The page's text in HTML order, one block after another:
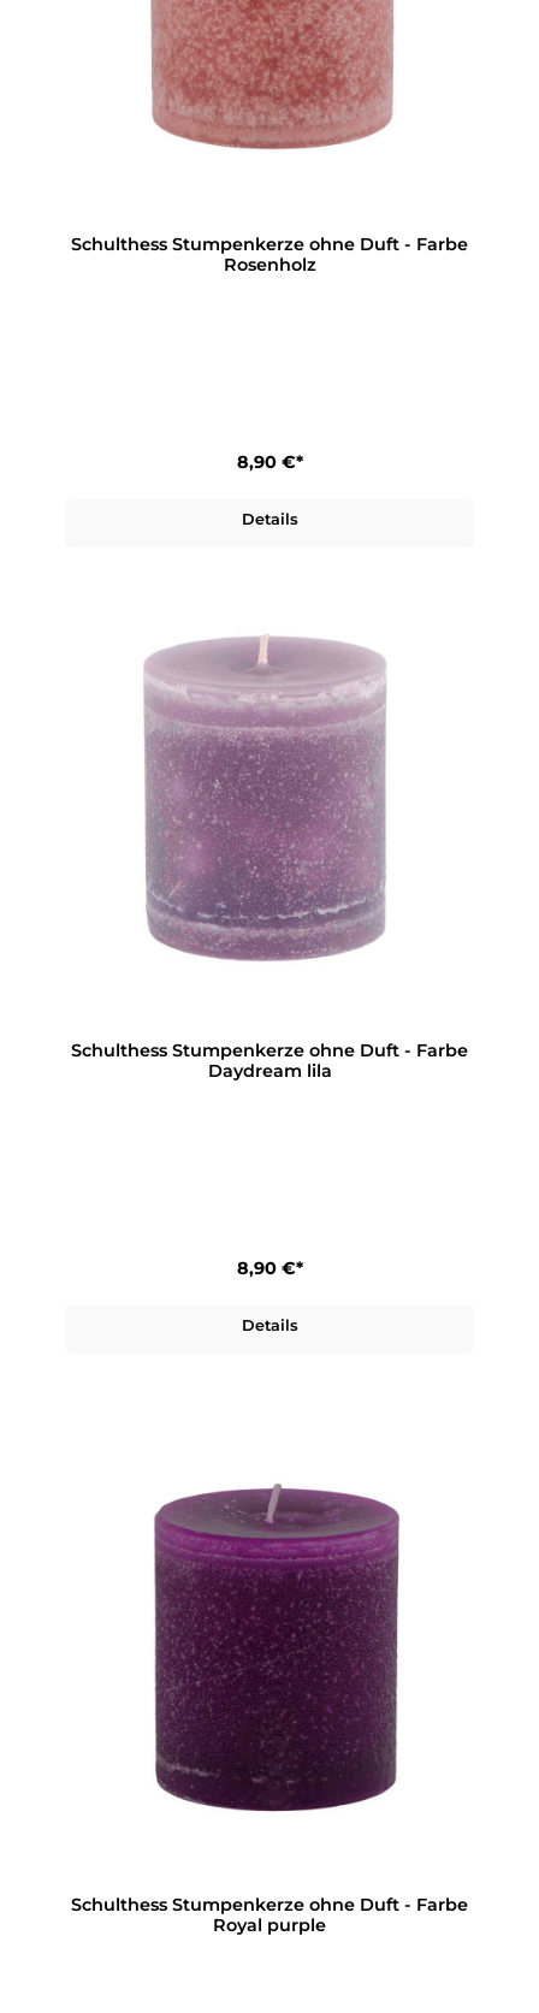
Schulthess Stumpenkerze ohne Duft - Farbe
Rosenholz
8,90 €*
Details
Schulthess Stumpenkerze ohne Duft - Farbe
Daydream lila
8,90 €*
Details
Schulthess Stumpenkerze ohne Duft - Farbe
Royal purple